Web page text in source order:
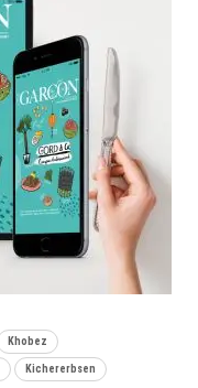
Khobez
Kichererbsen